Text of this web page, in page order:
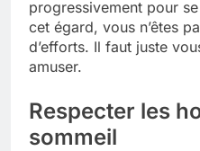
progressivement pour
cet égard, vous n’êtes
d’efforts. Il faut juste
amuser.
Respecter les
sommeil